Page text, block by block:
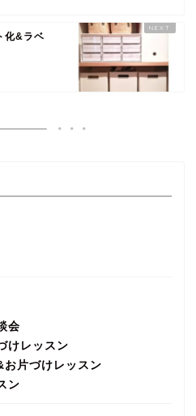
化&ラベ
会
けレッスン
お片づけレッスン
ン